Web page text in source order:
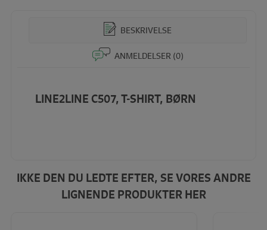
BESKRIVELSE
ANMELDELSER (0)
LINE2LINE C507, T-SHIRT, BØRN
IKKE DEN DU LEDTE EFTER, SE VORES ANDRE
LIGNENDE PRODUKTER HER